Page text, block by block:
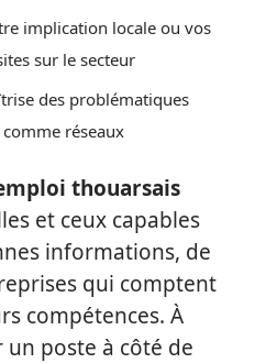
implication locale ou vos
sur le secteur
des problématiques
réseaux
thouarsais
et ceux capables
informations, de
qui comptent
compétences. À
un poste à côté de